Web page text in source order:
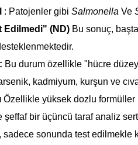
: Patojenler gibi Salmonella Ve
Edilmedi" (ND) Bu sonuç,
Bu durum özellikle "hücre
kadmiyum, kurşun ve
Özellikle yüksek dozlu
şeffaf bir üçüncü taraf analiz
sadece sonunda test